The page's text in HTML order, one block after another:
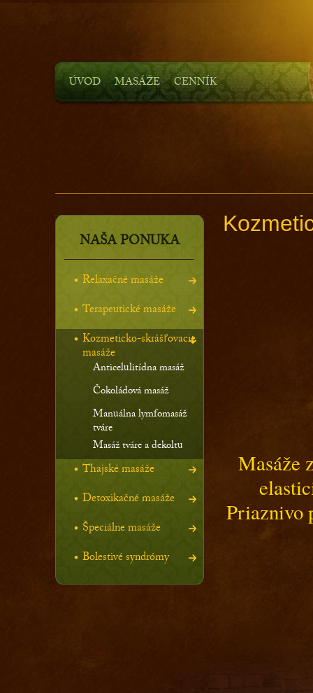
ÚVOD MASÁŽE CENNÍK
NAŠA PONUKA
Relaxačné masáže
Terapeutické masáže
Kozmeticko-skrášľovacie
masáže
Anticelulitídna masáž
Čokoládová masáž
Manuálna lymfomasáž
tváre
Masáž tváre a dekoltu
Thajské masáže
Detoxikačné masáže
Špeciálne masáže
Bolestivé syndrómy
Masáže
Priaznivo